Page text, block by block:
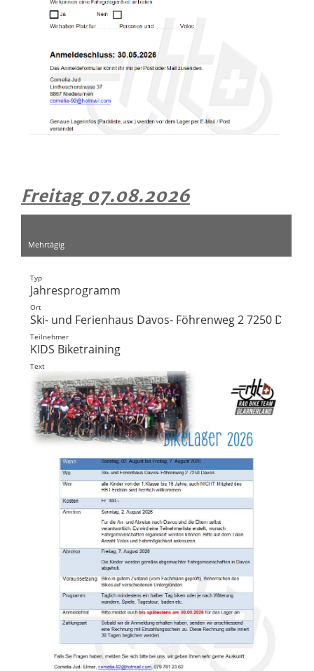
Freitag 07.08.2026
Mehrtägig
Typ
Jahresprogramm
Ort
Ski- und Ferienhaus Davos- Föhrenweg 2 7250 Davos
Teilnehmer
KIDS Biketraining
Text